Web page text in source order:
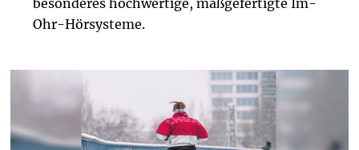
besonderes hochwertige, maßgefertigte Im-
Ohr-Hörsysteme.